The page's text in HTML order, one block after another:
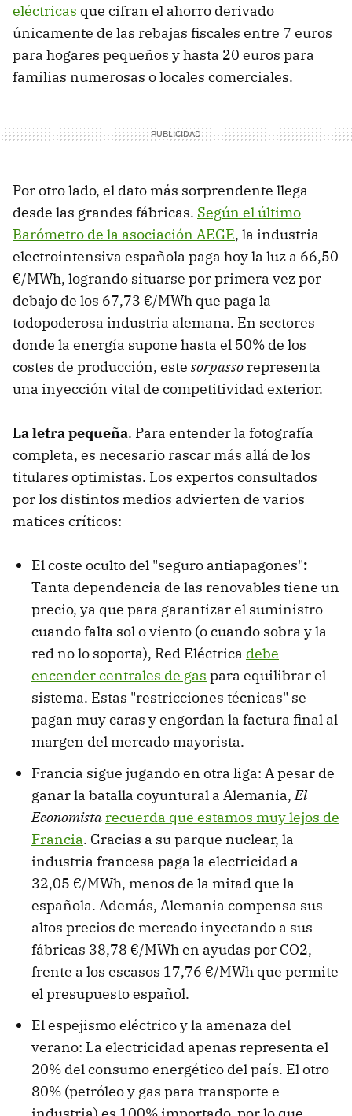
eléctricas que cifran el ahorro derivado
únicamente de las rebajas fiscales entre 7 euros
para hogares pequeños y hasta 20 euros para
familias numerosas o locales comerciales.
Por otro lado, el dato más sorprendente llega
desde las grandes fábricas. Según el último
Barómetro de la asociación AEGE, la industria
electrointensiva española paga hoy la luz a 66,50
€/MWh, logrando situarse por primera vez por
debajo de los 67,73 €/MWh que paga la
todopoderosa industria alemana. En sectores
donde la energía supone hasta el 50% de los
costes de producción, este sorpasso representa
una inyección vital de competitividad exterior.
La letra pequeña. Para entender la fotografía
completa, es necesario rascar más allá de los
titulares optimistas. Los expertos consultados
por los distintos medios advierten de varios
matices críticos:
El coste oculto del "seguro antiapagones":
Tanta dependencia de las renovables tiene un
precio, ya que para garantizar el suministro
cuando falta sol o viento (o cuando sobra y la
red no lo soporta), Red Eléctrica debe
encender centrales de gas para equilibrar el
sistema. Estas "restricciones técnicas" se
pagan muy caras y engordan la factura final al
margen del mercado mayorista.
Francia sigue jugando en otra liga: A pesar de
ganar la batalla coyuntural a Alemania,El
Economistarecuerda que estamos muy lejos de
Francia. Gracias a su parque nuclear, la
industria francesa paga la electricidad a
32,05 €/MWh, menos de la mitad que la
española. Además, Alemania compensa sus
altos precios de mercado inyectando a sus
fábricas 38,78 €/MWh en ayudas por CO2,
frente a los escasos 17,76 €/MWh que permite
el presupuesto español.
El espejismo eléctrico y la amenaza del
verano: La electricidad apenas representa el
20% del consumo energético del país. El otro
80% (petróleo y gas para transporte e